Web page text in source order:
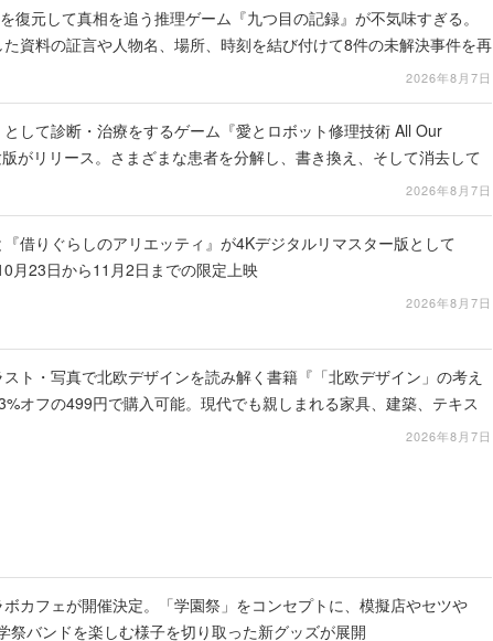
復元して真相を追う推理ゲーム『九つ目の記録』が不気味すぎる。
資料の証言や人物名、場所、時刻を結び付けて8件の未解決事件を再
2026年8月7日
として診断・治療をするゲーム『愛とロボット修理技術 All Our
がリリース。さまざまな患者を分解し、書き換え、そして消去して
2026年8月7日
『借りぐらしのアリエッティ』が4Kデジタルリマスター版として
月23日から11月2日までの限定上映
2026年8月7日
スト・写真で北欧デザインを読み解く書籍『「北欧デザイン」の考え
オフの499円で購入可能。現代でも親しまれる家具、建築、テキス
2026年8月7日
ボカフェが開催決定。「学園祭」をコンセプトに、模擬店やセツや
祭バンドを楽しむ様子を切り取った新グッズが展開